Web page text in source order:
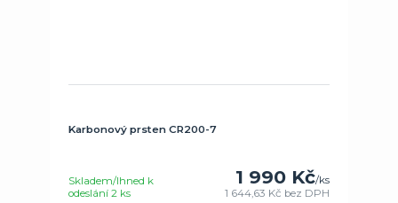
Karbonový prsten CR200-7
1 990 Kč/ks
1 644,63 Kč bez DPH
Skladem/Ihned k
odeslání 2 ks